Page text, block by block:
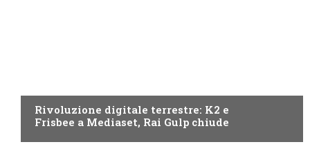
Rivoluzione digitale terrestre: K2 e
Frisbee a Mediaset, Rai Gulp chiude